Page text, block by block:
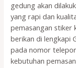
gedung akan
yang rapi dan
pemasangan stiker
berikan di lengkapi
pada nomor
kebutuhan